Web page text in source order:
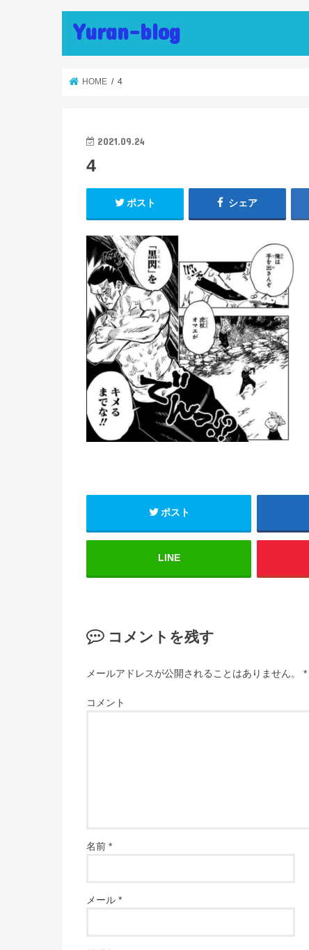
Yuran-blog
HOME 4
2021.09.24
4
ポスト シェア
ポスト
LINE
コメントを残す
メールアドレスが公開されることはありません。 *
コメント
名前 *
メール *